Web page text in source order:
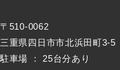
〒510-0062
三重県四日市市北浜田町3-5
駐車場 ： 25台分あり